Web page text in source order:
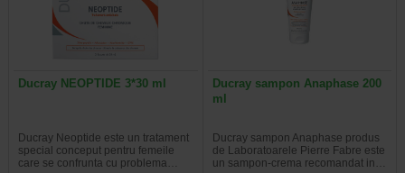
Ducray NEOPTIDE 3*30 ml
Ducray Neoptide este un tratament
special conceput pentru femeile
care se confrunta cu problema…
Ducray sampon Anaphase 200
ml
Ducray sampon Anaphase produs
de Laboratoarele Pierre Fabre este
un sampon-crema recomandat in…